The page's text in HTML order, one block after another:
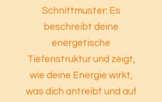
Schnittmuster: Es
beschreibt deine
energetische
Tiefenstruktur und zeigt,
wie deine Energie wirkt,
was dich antreibt und auf